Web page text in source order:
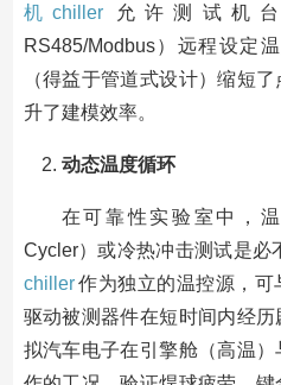
机chiller
允许测试机
RS485/Modbus）远程设定
（得益于管道式设计）缩短
升了建模效率。
动态温度循环
在可靠性实验室中，
Cycler）或冷热冲击测试是必
chiller作为独立的温控源，可
驱动被测器件在短时间内经
拟汽车电子在引擎舱（高温